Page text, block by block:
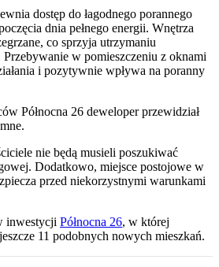
dostęp do łagodnego porannego
dnia pełnego energii. Wnętrza
co sprzyja utrzymaniu
w pomieszczeniu z oknami
i pozytywnie wpływa na poranny
Północna 26 deweloper przewidział
.
nie będą musieli poszukiwać
Dodatkowo, miejsce postojowe w
przed niekorzystnymi warunkami
inwestycji Północna 26, w której
11 podobnych nowych mieszkań.